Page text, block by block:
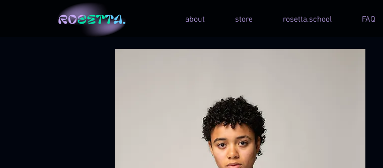
about store rosetta.school FAQ